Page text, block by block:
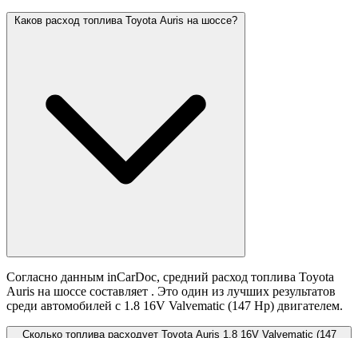
Каков расход топлива Toyota Auris на шоссе?
Согласно данным inCarDoc, средний расход топлива Toyota
Auris на шоссе составляет . Это один из лучших результатов
среди автомобилей с 1.8 16V Valvematic (147 Hp) двигателем.
Сколько топлива расходует Toyota Auris 1.8 16V Valvematic (147